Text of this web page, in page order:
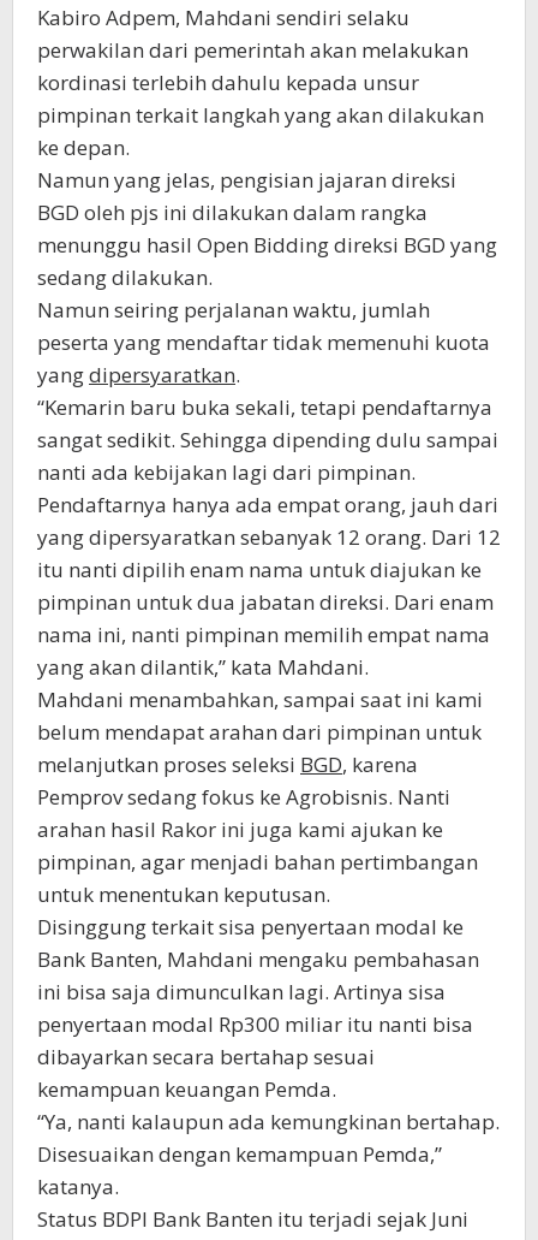
Kabiro Adpem, Mahdani sendiri selaku
perwakilan dari pemerintah akan melakukan
kordinasi terlebih dahulu kepada unsur
pimpinan terkait langkah yang akan dilakukan
ke depan.
Namun yang jelas, pengisian jajaran direksi
BGD oleh pjs ini dilakukan dalam rangka
menunggu hasil Open Bidding direksi BGD yang
sedang dilakukan.
Namun seiring perjalanan waktu, jumlah
peserta yang mendaftar tidak memenuhi kuota
yangdipersyaratkan.
“Kemarin baru buka sekali, tetapi pendaftarnya
sangat sedikit. Sehingga dipending dulu sampai
nanti ada kebijakan lagi dari pimpinan.
Pendaftarnya hanya ada empat orang, jauh dari
yang dipersyaratkan sebanyak 12 orang. Dari 12
itu nanti dipilih enam nama untuk diajukan ke
pimpinan untuk dua jabatan direksi. Dari enam
nama ini, nanti pimpinan memilih empat nama
yang akan dilantik,” kata Mahdani.
Mahdani menambahkan, sampai saat ini kami
belum mendapat arahan dari pimpinan untuk
melanjutkan proses seleksi BGD, karena
Pemprov sedang fokus ke Agrobisnis. Nanti
arahan hasil Rakor ini juga kami ajukan ke
pimpinan, agar menjadi bahan pertimbangan
untuk menentukan keputusan.
Disinggung terkait sisa penyertaan modal ke
Bank Banten, Mahdani mengaku pembahasan
ini bisa saja dimunculkan lagi. Artinya sisa
penyertaan modal Rp300 miliar itu nanti bisa
dibayarkan secara bertahap sesuai
kemampuan keuangan Pemda.
“Ya, nanti kalaupun ada kemungkinan bertahap.
Disesuaikan dengan kemampuan Pemda,”
katanya.
Status BDPI Bank Banten itu terjadi sejak Juni